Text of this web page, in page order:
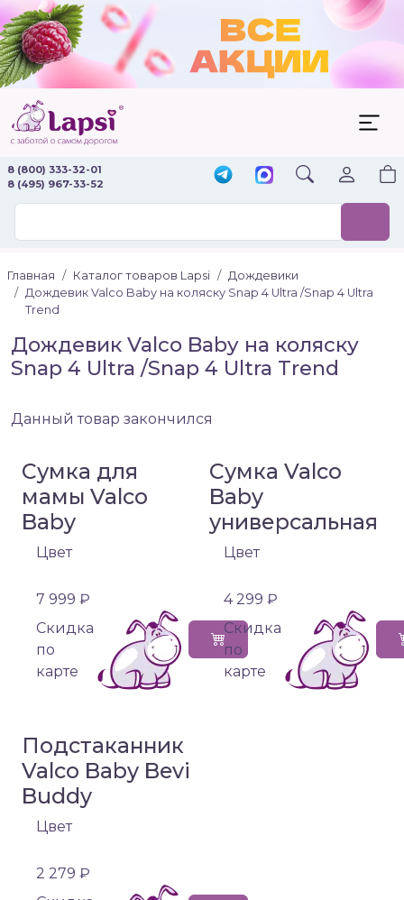
8 (800) 333-32-01
8 (495) 967-33-52
Главная Каталог товаров Lapsi
Дождевики
Дождевик Valco Baby на коляску Snap 4 Ultra /Snap 4 Ultra
Trend
Дождевик Valco Baby на коляску
Snap 4 Ultra /Snap 4 Ultra Trend
Данный товар закончился
Сумка для
мамы Valco
Baby
Цвет
7 999 ₽
Cкидка
по
карте
Сумка Valco
Baby
универсальная
Цвет
4 299 ₽
Cкидка
по
карте
Подстаканник
Valco Baby Bevi
Buddy
Цвет
2 279 ₽